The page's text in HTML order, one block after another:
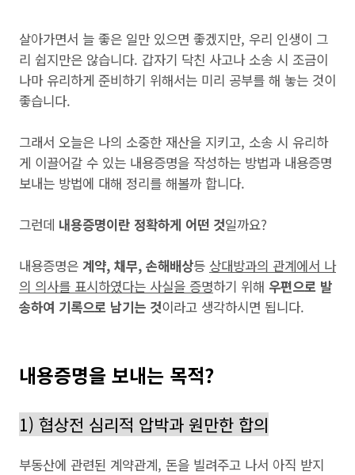
살아가면서 늘 좋은 일만 있으면 좋겠지만, 우리 인생이 그
리 쉽지만은 않습니다. 갑자기 닥친 사고나 소송 시 조금이
나마 유리하게 준비하기 위해서는 미리 공부를 해 놓는 것이
좋습니다.
그래서 오늘은 나의 소중한 재산을 지키고, 소송 시 유리하
게 이끌어갈 수 있는 내용증명을 작성하는 방법과 내용증명
보내는 방법에 대해 정리를 해볼까 합니다.
그런데 내용증명이란 정확하게 어떤 것일까요?
내용증명은 계약, 채무, 손해배상등 상대방과의 관계에서 나
의 의사를 표시하였다는 사실을 증명하기 위해 우편으로 발
송하여 기록으로 남기는 것이라고 생각하시면 됩니다.
내용증명을 보내는 목적?
1) 협상전 심리적 압박과 원만한 합의
부동산에 관련된 계약관계, 돈을 빌려주고 나서 아직 받지